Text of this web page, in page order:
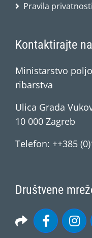
Pravila privatnosti
Kontaktirajte
Ministarstvo
ribarstva
Ulica Grada
10 000 Zagreb
Telefon: ++385
Društvene